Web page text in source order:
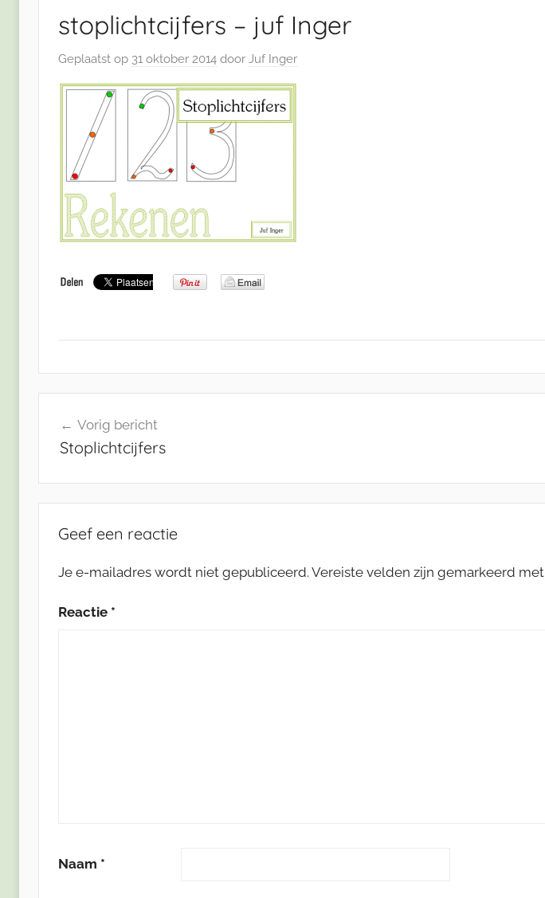
stoplichtcijfers – juf Inger
Geplaatst op 31 oktober 2014 door Juf Inger
navigatie
Vorig bericht
Stoplichtcijfers
Geef een reactie
Je e-mailadres wordt niet gepubliceerd. Vereiste velden zijn gemarkeerd met
Reactie *
Naam *